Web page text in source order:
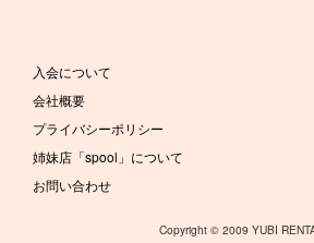
Nikon
dedolight
アイランプ ・ブルーランプ
Other Brand
アクセサリ
蛍光灯ライト
カメラ/周辺機器
脚立/カート/他
入会について
会社概要
プライバシーポリシー
姉妹店「spool」について
お問い合わせ
Copyright © 2009 YUBI